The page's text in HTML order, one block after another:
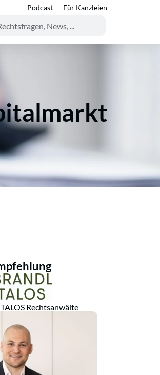
Podcast Für Kanzleien
Rechtsanwälte